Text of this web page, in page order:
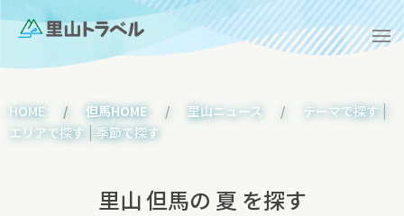
HOME 但馬HOME 里山ニュース テーマで探す |
エリアで探す | 季節で探す
里山 但馬の 夏 を探す